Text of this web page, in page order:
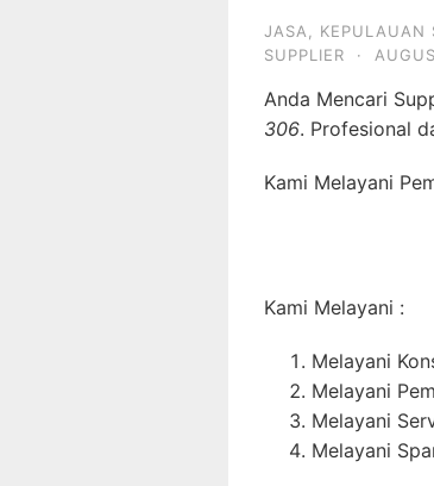
JASA KEPULAUAN
SUPPLIER
·
Anda Mencari
306. Profesional
Kami Melayani
Kami Melayani :
Melayani
Melayani
Melayani
Melayani